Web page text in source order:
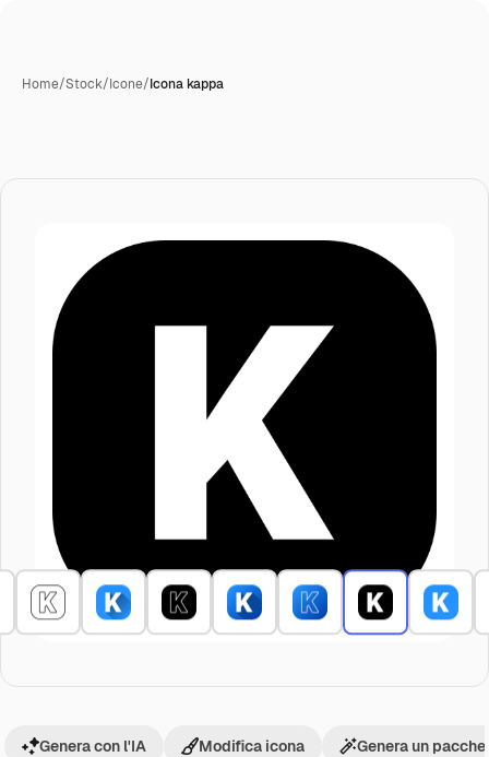
Home/Stock/Icone/Icona kappa
Genera con l'IA Modifica icona Genera un